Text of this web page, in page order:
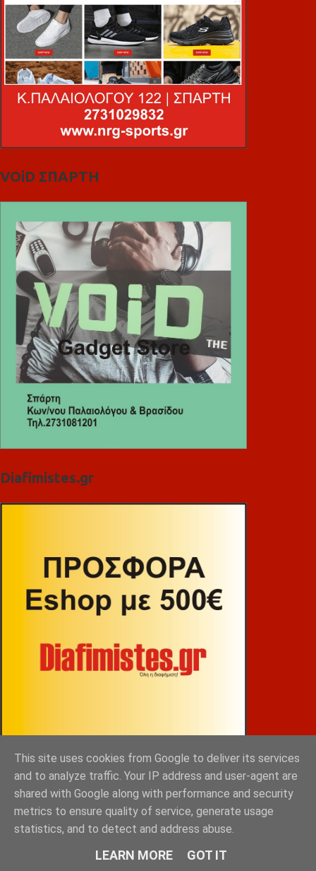
VOiD ΣΠΑΡΤΗ
Diafimistes.gr
ΒΕΚΡΑΚΟΣ
This site uses cookies from Google to deliver its services
and to analyze traffic. Your IP address and user-agent are
shared with Google along with performance and security
metrics to ensure quality of service, generate usage
statistics, and to detect and address abuse.
LEARN MORE GOT IT